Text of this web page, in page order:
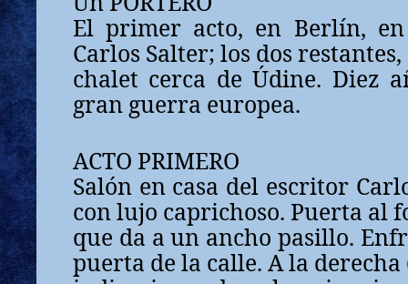
El primer acto, en Berlín,
Carlos Salter; los dos
chalet cerca de Údine. Diez
gran guerra europea.
ACTO PRIMERO
Salón en casa del escritor
con lujo caprichoso. Puerta al
que da a un ancho pasillo.
puerta de la calle. A la derecha